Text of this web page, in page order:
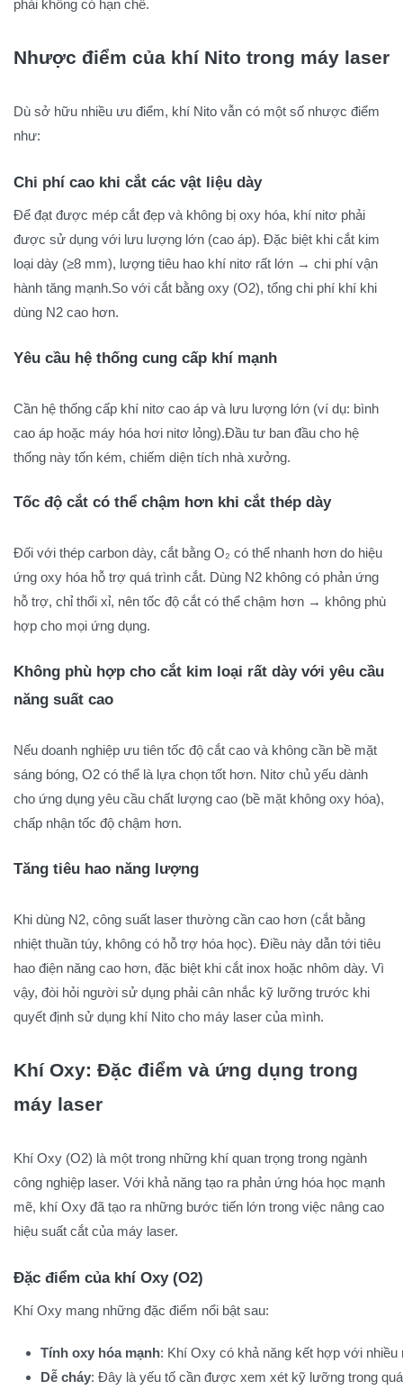
phải không có hạn chế.
Nhược điểm của khí Nito trong máy laser
Dù sở hữu nhiều ưu điểm, khí Nito vẫn có một số nhược điểm
như:
Chi phí cao khi cắt các vật liệu dày
Để đạt được mép cắt đẹp và không bị oxy hóa, khí nitơ phải
được sử dụng với lưu lượng lớn (cao áp). Đặc biệt khi cắt kim
loại dày (≥8 mm), lượng tiêu hao khí nitơ rất lớn → chi phí vận
hành tăng mạnh.So với cắt bằng oxy (O2), tổng chi phí khí khi
dùng N2 cao hơn.
Yêu cầu hệ thống cung cấp khí mạnh
Cần hệ thống cấp khí nitơ cao áp và lưu lượng lớn (ví dụ: bình
cao áp hoặc máy hóa hơi nitơ lỏng).Đầu tư ban đầu cho hệ
thống này tốn kém, chiếm diện tích nhà xưởng.
Tốc độ cắt có thể chậm hơn khi cắt thép dày
Đối với thép carbon dày, cắt bằng O₂ có thể nhanh hơn do hiệu
ứng oxy hóa hỗ trợ quá trình cắt. Dùng N2 không có phản ứng
hỗ trợ, chỉ thổi xỉ, nên tốc độ cắt có thể chậm hơn → không phù
hợp cho mọi ứng dụng.
Không phù hợp cho cắt kim loại rất dày với yêu cầu
năng suất cao
Nếu doanh nghiệp ưu tiên tốc độ cắt cao và không cần bề mặt
sáng bóng, O2 có thể là lựa chọn tốt hơn. Nitơ chủ yếu dành
cho ứng dụng yêu cầu chất lượng cao (bề mặt không oxy hóa),
chấp nhận tốc độ chậm hơn.
Tăng tiêu hao năng lượng
Khi dùng N2, công suất laser thường cần cao hơn (cắt bằng
nhiệt thuần túy, không có hỗ trợ hóa học). Điều này dẫn tới tiêu
hao điện năng cao hơn, đặc biệt khi cắt inox hoặc nhôm dày. Vì
vậy, đòi hỏi người sử dụng phải cân nhắc kỹ lưỡng trước khi
quyết định sử dụng khí Nito cho máy laser của mình.
Khí Oxy: Đặc điểm và ứng dụng trong
máy laser
Khí Oxy (O2) là một trong những khí quan trọng trong ngành
công nghiệp laser. Với khả năng tạo ra phản ứng hóa học mạnh
mẽ, khí Oxy đã tạo ra những bước tiến lớn trong việc nâng cao
hiệu suất cắt của máy laser.
Đặc điểm của khí Oxy (O2)
Khí Oxy mang những đặc điểm nổi bật sau:
Tính oxy hóa mạnh: Khí Oxy có khả năng kết hợp với
Dễ cháy: Đây là yếu tố cần được xem xét kỹ lưỡng trong